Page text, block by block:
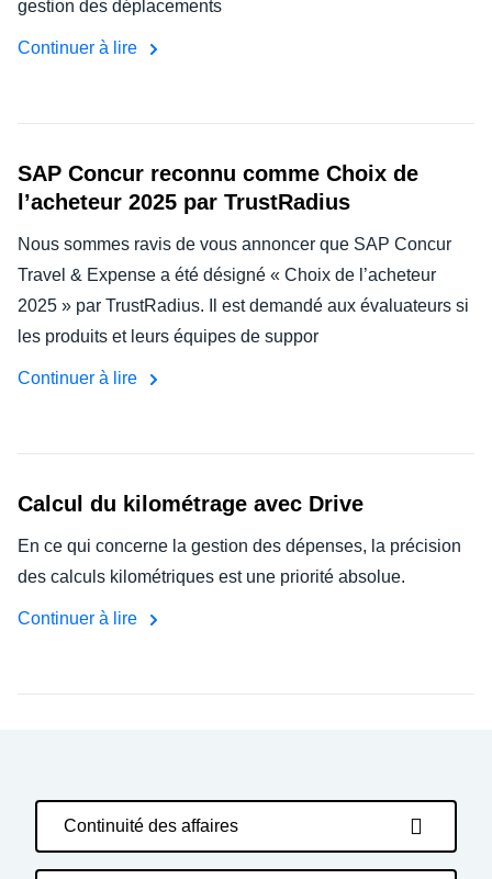
gestion des déplacements
Continuer à lire
SAP Concur reconnu comme Choix de
l’acheteur 2025 par TrustRadius
Nous sommes ravis de vous annoncer que SAP Concur
Travel & Expense a été désigné « Choix de l’acheteur
2025 » par TrustRadius. Il est demandé aux évaluateurs si
les produits et leurs équipes de suppor
Continuer à lire
Calcul du kilométrage avec Drive
En ce qui concerne la gestion des dépenses, la précision
des calculs kilométriques est une priorité absolue.
Continuer à lire
Continuité des affaires